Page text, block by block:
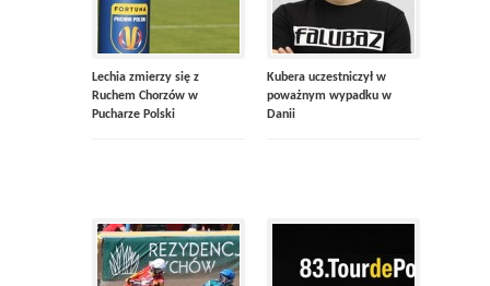
Lechia zmierzy się z
Ruchem Chorzów w
Pucharze Polski
Kubera uczestniczył w
poważnym wypadku w
Danii